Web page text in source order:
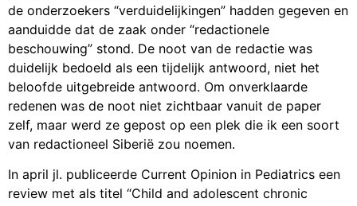
de onderzoekers “verduidelijkingen” hadden gegeven en
aanduidde dat de zaak onder “redactionele
beschouwing” stond. De noot van de redactie was
duidelijk bedoeld als een tijdelijk antwoord, niet het
beloofde uitgebreide antwoord. Om onverklaarde
redenen was de noot niet zichtbaar vanuit de paper
zelf, maar werd ze gepost op een plek die ik een soort
van redactioneel Siberië zou noemen.
In april jl. publiceerde Current Opinion in Pediatrics een
review met als titel “Child and adolescent chronic